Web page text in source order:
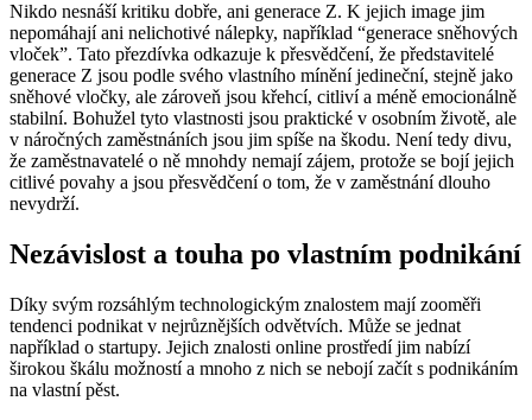
Nikdo nesnáší kritiku dobře, ani generace Z. K jejich image jim
nepomáhají ani nelichotivé nálepky, například “generace sněhových
vloček”. Tato přezdívka odkazuje k přesvědčení, že představitelé
generace Z jsou podle svého vlastního mínění jedineční, stejně jako
sněhové vločky, ale zároveň jsou křehcí, citliví a méně emocionálně
stabilní. Bohužel tyto vlastnosti jsou praktické v osobním životě, ale
v náročných zaměstnáních jsou jim spíše na škodu. Není tedy divu,
že zaměstnavatelé o ně mnohdy nemají zájem, protože se bojí jejich
citlivé povahy a jsou přesvědčení o tom, že v zaměstnání dlouho
nevydrží.
Nezávislost a touha po vlastním podnikání
Díky svým rozsáhlým technologickým znalostem mají zooměři
tendenci podnikat v nejrůznějších odvětvích. Může se jednat
například o startupy. Jejich znalosti online prostředí jim nabízí
širokou škálu možností a mnoho z nich se nebojí začít s podnikáním
na vlastní pěst.